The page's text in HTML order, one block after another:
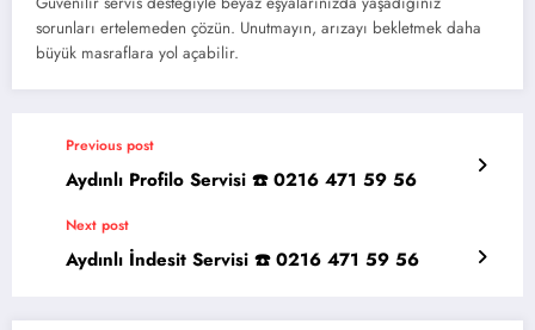
sorunları ertelemeden çözün. Unutmayın, arızayı bekletmek daha
büyük masraflara yol açabilir.
Previous post
Aydınlı Profilo Servisi ☎️ 0216 471 59 56
Next post
Aydınlı İndesit Servisi ☎️ 0216 471 59 56